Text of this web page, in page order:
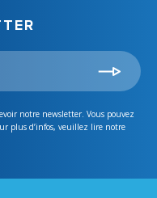
notre newsletter. Vous pouvez
plus d’infos, veuillez lire notre